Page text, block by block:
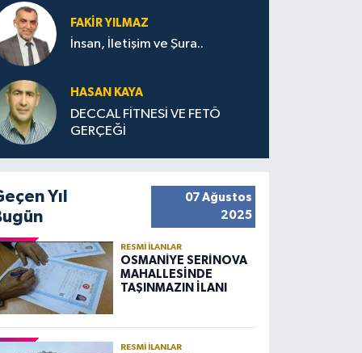
FAKIR YILMAZ
İnsan, İletişim ve Şura..
HASAN KAYA
DECCAL FİTNESİ VE FETÖ
GERÇEĞİ
Yıl
07 Ağustos
2025
RESMI İLANLAR
OSMANİYE SERİNOVA
MAHALLESİNDE
TAŞINMAZIN İLANI
RESMI İLANLAR